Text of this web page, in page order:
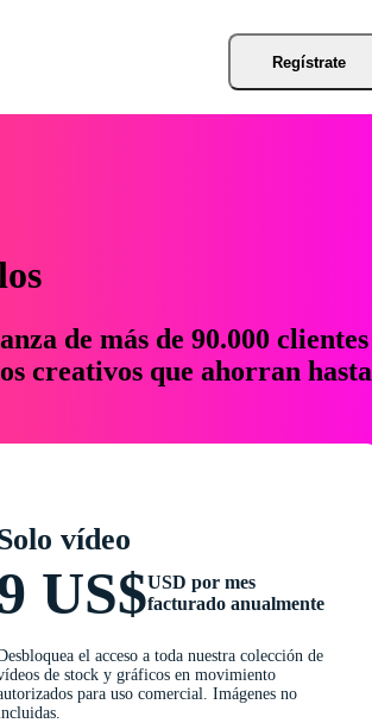
Regístrate
de más de 90.000 clientes
creativos que ahorran hasta
vídeo
US$USD por mes
facturado anualmente
el acceso a toda nuestra colección de
de stock y gráficos en movimiento
para uso comercial. Imágenes no